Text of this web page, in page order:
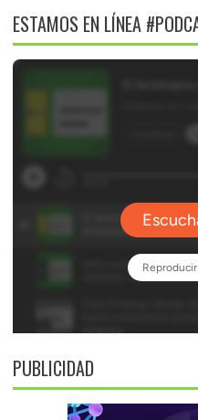
ESTAMOS EN LÍNEA
PUBLICIDAD